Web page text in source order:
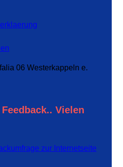
06 Westerkappeln e.
Vielen